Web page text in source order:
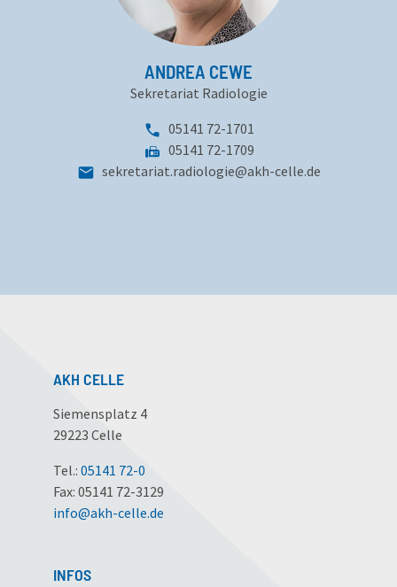
ANDREA CEWE
Sekretariat Radiologie
Telefonnummer:
05141 72-1701
Fax:
05141 72-1709
sekretariat.radiologie@akh-celle.de
AKH CELLE
Siemensplatz 4
29223 Celle
Tel.: 05141 72-0
Fax: 05141 72-3129
info@akh-celle.de
INFOS